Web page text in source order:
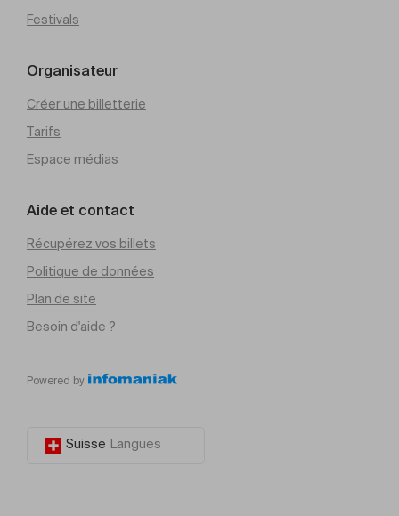
Festivals
Organisateur
Créer une billetterie
Tarifs
Espace médias
Aide et contact
Récupérez vos billets
Politique de données
Plan de site
Besoin d'aide ?
Powered by
Suisse Langues